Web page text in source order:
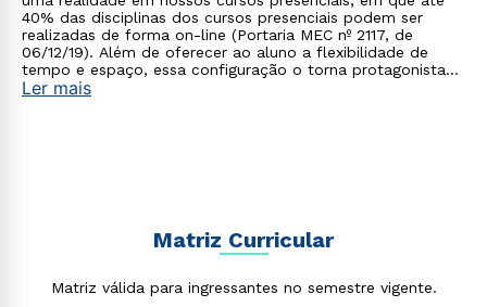
40% das disciplinas dos cursos presenciais podem ser
realizadas de forma on-line (Portaria MEC nº 2117, de
06/12/19). Além de oferecer ao aluno a flexibilidade de
tempo e espaço, essa configuração o torna protagonista
no processo de construção do seu conhecimento.
Ler mais
Matriz Curricular
Matriz válida para ingressantes no semestre vigente.